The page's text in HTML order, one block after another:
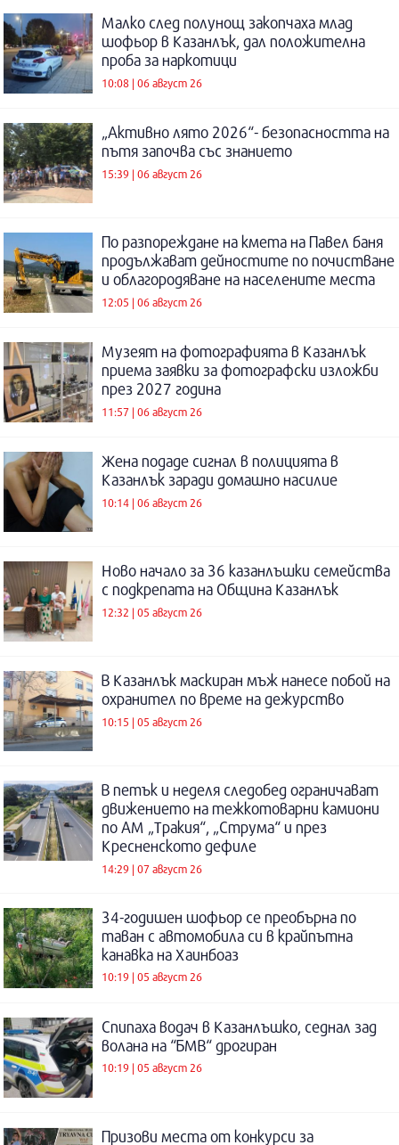
Малко след полунощ закопчаха млад
шофьор в Казанлък, дал положителна
проба за наркотици
10:08 | 06 август 26
„Активно лято 2026“- безопасността на
пътя започва със знанието
15:39 | 06 август 26
По разпореждане на кмета на Павел баня
продължават дейностите по почистване
и облагородяване на населените места
12:05 | 06 август 26
Музеят на фотографията в Казанлък
приема заявки за фотографски изложби
през 2027 година
11:57 | 06 август 26
Жена подаде сигнал в полицията в
Казанлък заради домашно насилие
10:14 | 06 август 26
Ново начало за 36 казанлъшки семейства
с подкрепата на Община Казанлък
12:32 | 05 август 26
В Казанлък маскиран мъж нанесе побой на
охранител по време на дежурство
10:15 | 05 август 26
В петък и неделя следобед ограничават
движението на тежкотоварни камиони
по АМ „Тракия“, „Струма“ и през
Кресненското дефиле
14:29 | 07 август 26
34-годишен шофьор се преобърна по
таван с автомобила си в крайпътна
канавка на Хаинбоаз
10:19 | 05 август 26
Спипаха водач в Казанлъшко, седнал зад
волана на “БМВ“ дрогиран
10:19 | 05 август 26
Призови места от конкурси за